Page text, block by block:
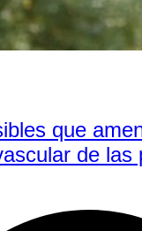
que
de las